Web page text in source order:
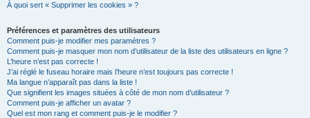
À quoi sert « Supprimer les cookies » ?
Préférences et paramètres des utilisateurs
Comment puis-je modifier mes paramètres ?
Comment puis-je masquer mon nom d’utilisateur de la liste des utilisateurs en ligne ?
L’heure n’est pas correcte !
J’ai réglé le fuseau horaire mais l’heure n’est toujours pas correcte !
Ma langue n’apparaît pas dans la liste !
Que signifient les images situées à côté de mon nom d’utilisateur ?
Comment puis-je afficher un avatar ?
Quel est mon rang et comment puis-je le modifier ?